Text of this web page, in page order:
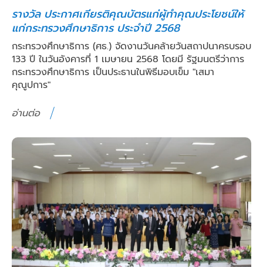
รางวัล ประกาศเกียรติคุณบัตรแก่ผู้ทำคุณประโยชน์ให้
แก่กระทรวงศึกษาธิการ ประจำปี 2568
กระทรวงศึกษาธิการ (ศธ.) จัดงานวันคล้ายวันสถาปนาครบรอบ
133 ปี ในวันอังคารที่ 1 เมษายน 2568 โดยมี รัฐมนตรีว่าการ
กระทรวงศึกษาธิการ เป็นประธานในพิธีมอบเข็ม "เสมา
คุณูปการ"
อ่านต่อ